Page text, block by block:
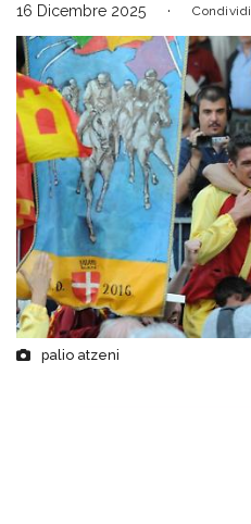
16 Dicembre 2025 Condividi
palio atzeni